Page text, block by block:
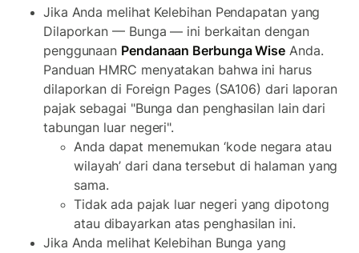
Jika Anda melihat Kelebihan Pendapatan yang
Dilaporkan — Bunga — ini berkaitan dengan
penggunaan Pendanaan Berbunga Wise Anda.
Panduan HMRC menyatakan bahwa ini harus
dilaporkan di Foreign Pages (SA106) dari laporan
pajak sebagai "Bunga dan penghasilan lain dari
tabungan luar negeri".
Anda dapat menemukan ‘kode negara atau
wilayah’ dari dana tersebut di halaman yang
sama.
Tidak ada pajak luar negeri yang dipotong
atau dibayarkan atas penghasilan ini.
Jika Anda melihat Kelebihan Bunga yang